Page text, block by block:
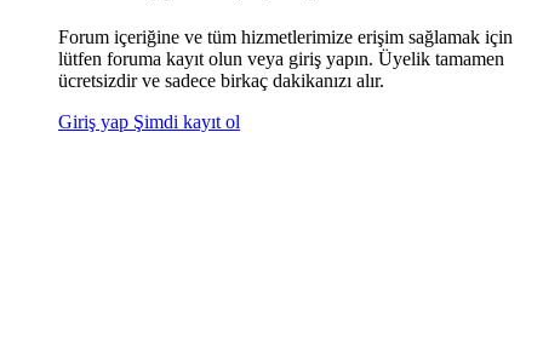
Forum içeriğine ve tüm hizmetlerimize erişim sağlamak için
lütfen foruma kayıt olun veya giriş yapın. Üyelik tamamen
ücretsizdir ve sadece birkaç dakikanızı alır.
Giriş yap Şimdi kayıt ol